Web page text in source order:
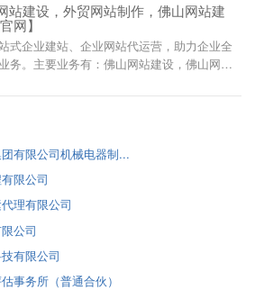
站建设，外贸网站制作，佛山网站建
网】
式企业建站、企业网站代运营，助力企业全
务。主要业务有：佛山网站建设，佛山网站
我们20年互联网专业门户营运经验，助力企
有限公司机械电器制...
限公司
理有限公司
公司
有限公司
事务所（普通合伙）